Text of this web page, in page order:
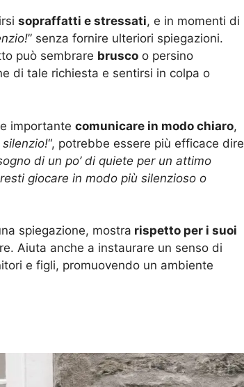
sopraffatti e stressati, e in momenti di
” senza fornire ulteriori spiegazioni.
può sembrare brusco o persino
di tale richiesta e sentirsi in colpa o
importante comunicare in modo chiaro,
silenzio!“, potrebbe essere più efficace dire
di un po’ di quiete per un attimo
giocare in modo più silenzioso o
spiegazione, mostra rispetto per i suoi
Aiuta anche a instaurare un senso di
e figli, promuovendo un ambiente